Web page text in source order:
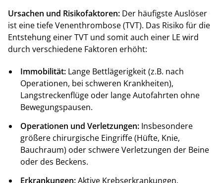
Ursachen und Risikofaktoren: Der häufigste Auslöser
ist eine tiefe Venenthrombose (TVT). Das Risiko für die
Entstehung einer TVT und somit auch einer LE wird
durch verschiedene Faktoren erhöht:
Immobilität: Lange Bettlägerigkeit (z.B. nach
Operationen, bei schweren Krankheiten),
Langstreckenflüge oder lange Autofahrten ohne
Bewegungspausen.
Operationen und Verletzungen: Insbesondere
größere chirurgische Eingriffe (Hüfte, Knie,
Bauchraum) oder schwere Verletzungen der Beine
oder des Beckens.
Erkrankungen:Aktive Krebserkrankungen,